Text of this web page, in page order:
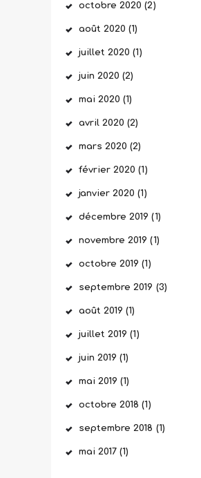
octobre2020 (2)
août 2020 (1)
juillet2020 (1)
juin 2020 (2)
mai 2020 (1)
avril 2020 (2)
mars 2020 (2)
février2020 (1)
janvier2020 (1)
décembre2019 (1)
novembre2019 (1)
octobre2019 (1)
septembre2019 (3)
août 2019 (1)
juillet2019 (1)
juin 2019 (1)
mai 2019 (1)
octobre2018 (1)
septembre2018 (1)
mai 2017 (1)